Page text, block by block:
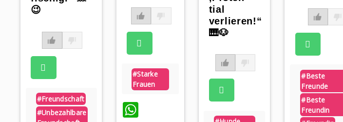
😉
#freundschaft
#unbezahlbare
#starke
Frauen
WhatsApp
tial
verlieren!“
🎹🐶
#beste
Freunde
#beste
Freundin